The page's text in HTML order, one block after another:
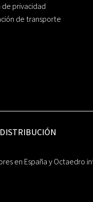
de privacidad
de transporte
en España y Octaedro